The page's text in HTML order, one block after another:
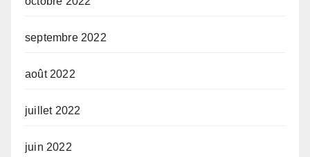
septembre 2022
août 2022
juillet 2022
juin 2022